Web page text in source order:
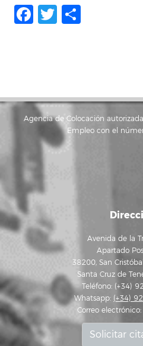
Facebook
Twitter
Agencia de Colocación
Empleo con el
Avenida de la
Apartado
38200, San
Santa Cruz de
Teléfono: (+34)
Whatsapp: (+34)
Correo electrónico:
Solicitar